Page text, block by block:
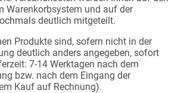
Warenkorbsystem und auf der
deutlich mitgeteilt.
Produkte sind, sofern nicht in der
deutlich anders angegeben, sofort
7-14 Werktagen nach dem
bzw. nach dem Eingang der
Kauf auf Rechnung).